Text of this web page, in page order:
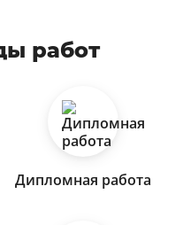
работ
Дипломная работа